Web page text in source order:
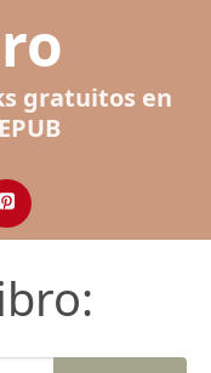
gratuitos en